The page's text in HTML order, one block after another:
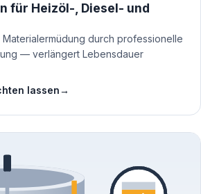
für Heizöl-, Diesel- und
durch professionelle
— verlängert Lebensdauer
lassen→